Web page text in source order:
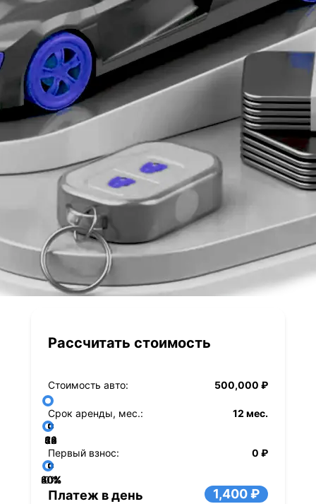
Рассчитать стоимость
Стоимость авто: 500,000 ₽
Срок аренды, мес.: 12 мес.
12
24
36
48
60
72
84
Первый взнос:
0 ₽
0%
20%
40%
60%
80%
Платеж в день 1,400 ₽